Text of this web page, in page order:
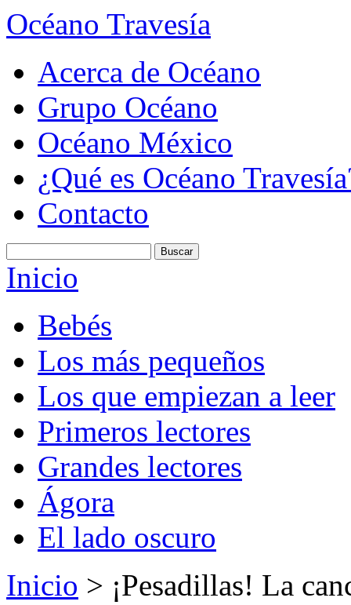
Océano Travesía
Acerca de Océano
Grupo Océano
Océano México
¿Qué es Océano
Contacto
Inicio
Bebés
Los más pequeños
Los que empiezan a leer
Primeros lectores
Grandes lectores
Ágora
El lado oscuro
Inicio > ¡Pesadillas! La